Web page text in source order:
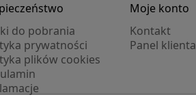
do pobrania
prywatności
plików cookies
Moje konto
Kontakt
Panel klienta